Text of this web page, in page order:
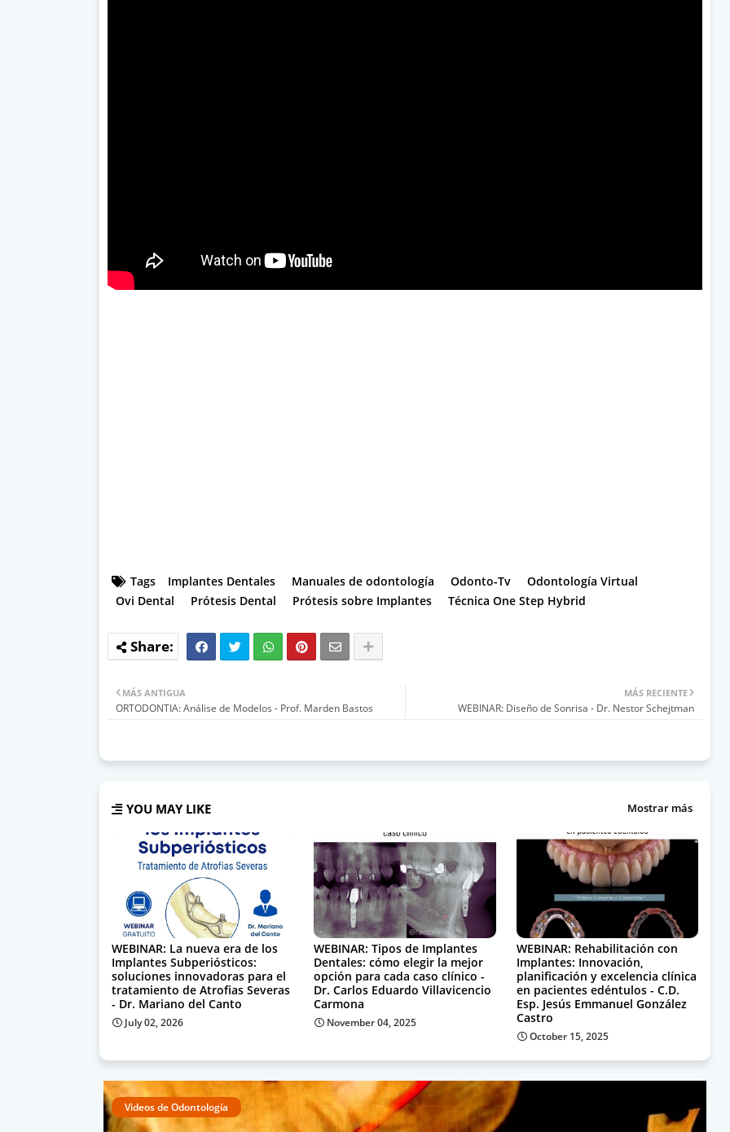
Tags Implantes Dentales Manuales de odontología Odonto-Tv
Odontología Virtual
Ovi Dental
Prótesis Dental Prótesis sobre Implantes Técnica One Step Hybrid
MÁS RECIENTE
WEBINAR: Diseño de Sonrisa - Dr. Nestor Schejtman
MÁS ANTIGUA
ORTODONTIA: Análise de Modelos - Prof. Marden Bastos
YOU MAY LIKE Mostrar más
WEBINAR: La nueva era de los
Implantes Subperiósticos:
soluciones innovadoras para el
tratamiento de Atrofias Severas
- Dr. Mariano del Canto
July 02, 2026
WEBINAR: Tipos de Implantes
Dentales: cómo elegir la mejor
opción para cada caso clínico -
Dr. Carlos Eduardo Villavicencio
Carmona
November 04, 2025
WEBINAR: Rehabilitación con
Implantes: Innovación,
planificación y excelencia clínica
en pacientes edéntulos - C.D.
Esp. Jesús Emmanuel González
Castro
October 15, 2025
Videos de Odontología